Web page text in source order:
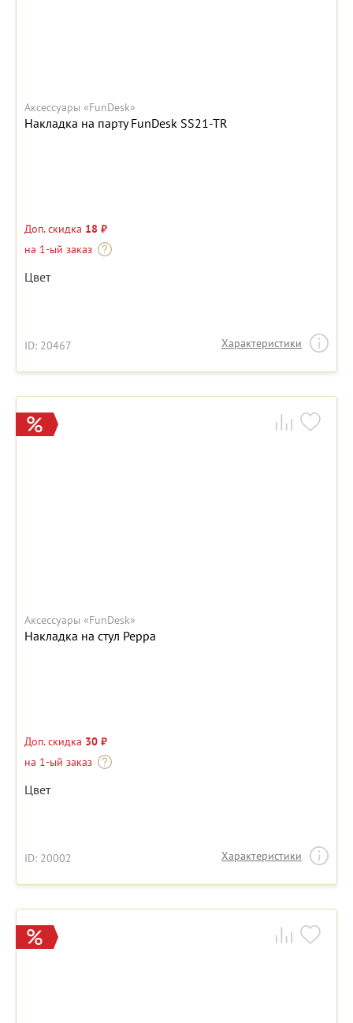
Аксессуары «FunDesk»
Накладка на парту FunDesk SS21-TR
Доп. скидка 18 ₽
на 1-ый заказ
Цвет
ID: 20467 Характеристики
Аксессуары «FunDesk»
Накладка на стул Peppa
Доп. скидка 30 ₽
на 1-ый заказ
Цвет
ID: 20002 Характеристики